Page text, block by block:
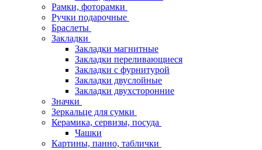
Рамки, фоторамки
Ручки подарочные
Браслеты
Закладки
Закладки магнитные
Закладки переливающиеся
Закладки с фурнитурой
Закладки двуслойные
Закладки двухсторонние
Значки
Зеркальце для сумки
Керамика, сервизы, посуда
Чашки
Картины, панно, таблички